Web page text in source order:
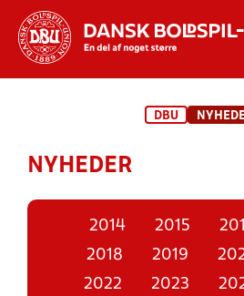
STILLINGER,
DBU
NYHEDER
2014 2015
2018
2019
2022
2023